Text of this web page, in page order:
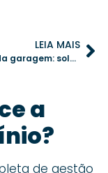
LEIA MAIS
Reforma da garagem: soluções práticas para reduzir transtornos
a
de gestão